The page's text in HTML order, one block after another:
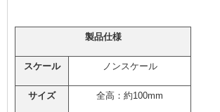
製品仕様
スケール ノンスケール
サイズ 全高：約100mm